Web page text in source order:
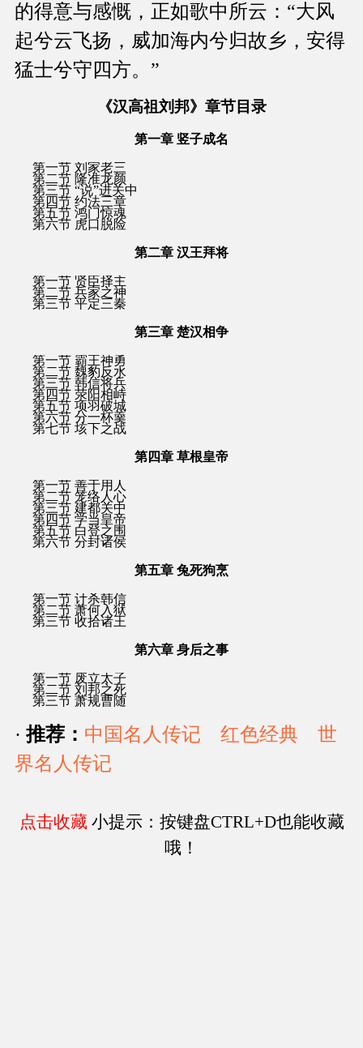
的得意与感慨，正如歌中所云：“大风
起兮云飞扬，威加海内兮归故乡，安得
猛士兮守四方。”
《汉高祖刘邦》章节目录
第一章 竖子成名
第一节 刘家老三
第二节 隆准龙颜
第三节 “说”进关中
第四节 约法三章
第五节 鸿门惊魂
第六节 虎口脱险
第二章 汉王拜将
第一节 贤臣择主
第二节 兵家之神
第三节 平定三秦
第三章 楚汉相争
第一节 霸王神勇
第二节 魏豹反水
第三节 韩信将兵
第四节 荥阳相峙
第五节 项羽破城
第六节 分一杯羹
第七节 垓下之战
第四章 草根皇帝
第一节 善于用人
第二节 笼络人心
第三节 建都关中
第四节 学当皇帝
第五节 白登之围
第六节 分封诸侯
第五章 兔死狗烹
第一节 计杀韩信
第二节 萧何入狱
第三节 收拾诸王
第六章 身后之事
第一节 废立太子
第二节 刘邦之死
第三节 萧规曹随
· 推荐： 中国名人传记 红色经典
世
界名人传记
点击收藏 小提示：按键盘CTRL+D也能收藏
哦！